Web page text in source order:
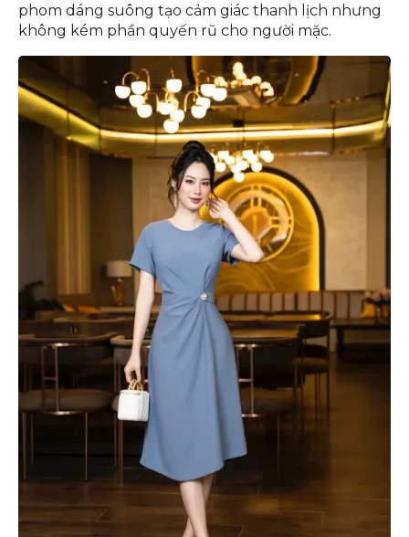
phom dáng suông tạo cảm giác thanh lịch nhưng
không kém phần quyến rũ cho người mặc.